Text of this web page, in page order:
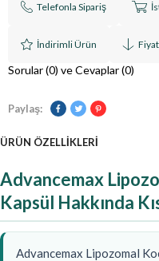
Telefonla Sipariş
İndirimli Ürün
Sorular (0) ve Cevaplar (0)
Paylaş:
ÜRÜN ÖZELLIKLERI
Advancemax
Kapsül Hakkında
Advancemax Lipozomal